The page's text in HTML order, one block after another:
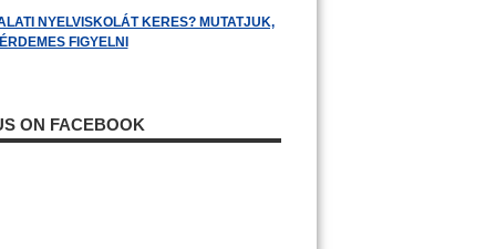
NYELVISKOLÁT KERES? MUTATJUK,
FIGYELNI
ON FACEBOOK